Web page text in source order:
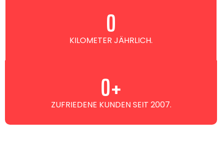
KILOMETER JÄHRLICH.
0
ZUFRIEDENE KUNDEN SEIT 2007.
0+